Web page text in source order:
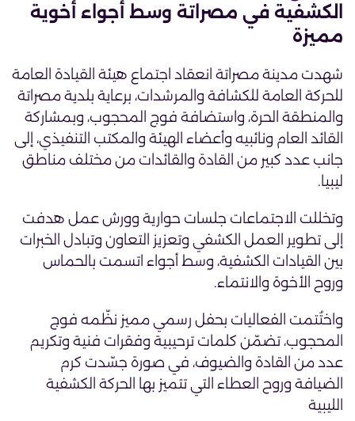
الكشفية في مصراتة وسط أجواء أخوية
مميزة
شهدت مدينة مصراتة انعقاد اجتماع هيئة القيادة العامة
للحركة العامة للكشافة والمرشدات، برعاية بلدية مصراتة
والمنطقة الحرة، واستضافة فوج المحجوب، وبمشاركة
القائد العام ونائبيه وأعضاء الهيئة والمكتب التنفيذي، إلى
جانب عدد كبير من القادة والقائدات من مختلف مناطق
ليبيا.
وتخللت الاجتماعات جلسات حوارية وورش عمل هدفت
إلى تطوير العمل الكشفي وتعزيز التعاون وتبادل الخبرات
بين القيادات الكشفية، وسط أجواء اتسمت بالحماس
وروح الأخوة والانتماء.
واختُتمت الفعاليات بحفل رسمي مميز نظّمه فوج
المحجوب، تضمّن كلمات ترحيبية وفقرات فنية وتكريم
عدد من القادة والضيوف، في صورة جسّدت كرم
الضيافة وروح العطاء التي تتميز بها الحركة الكشفية
الليبية